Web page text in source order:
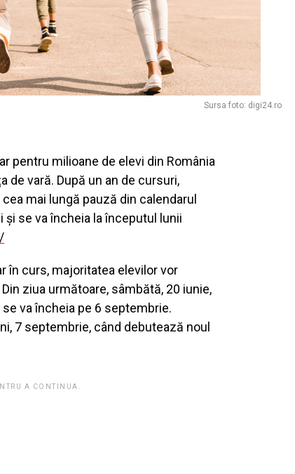
Sursa foto: digi24.ro
pentru milioane de elevi din România
de vară. După un an de cursuri,
mai lungă pauză din calendarul
și se va încheia la începutul lunii
în curs, majoritatea elevilor vor
ziua următoare, sâmbătă, 20 iunie,
va încheia pe 6 septembrie.
7 septembrie, când debutează noul
A CONTINUA.